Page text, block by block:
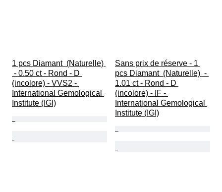
1 pcs Diamant  (Naturelle)
- 0.50 ct - Rond - D
(incolore) - VVS2 -
International Gemological
Institute (IGI)
Sans prix de réserve - 1
pcs Diamant  (Naturelle)  -
1.01 ct - Rond - D
(incolore) - IF -
International Gemological
Institute (IGI)